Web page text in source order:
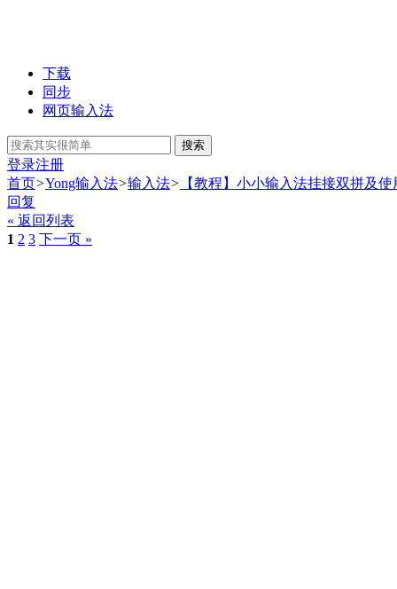
下载
同步
网页输入法
搜索
登录注册
首页>Yong输入法>输入法> 【教程】小小输入法挂接双拼及
回复
« 返回列表
1 2 3 下一页 »